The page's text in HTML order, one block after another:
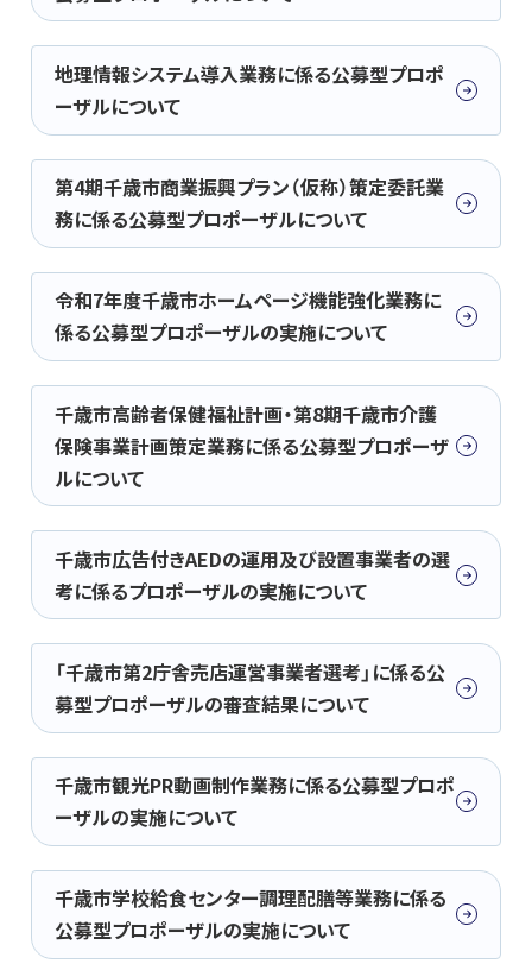
地理情報システム導入業務に係る公募型プロポ
ーザルについて
第4期千歳市商業振興プラン（仮称）策定委託業
務に係る公募型プロポーザルについて
令和7年度千歳市ホームページ機能強化業務に
係る公募型プロポーザルの実施について
千歳市高齢者保健福祉計画・第8期千歳市介護
保険事業計画策定業務に係る公募型プロポーザ
ルについて
千歳市広告付きAEDの運用及び設置事業者の選
考に係るプロポーザルの実施について
「千歳市第2庁舎売店運営事業者選考」に係る公
募型プロポーザルの審査結果について
千歳市観光PR動画制作業務に係る公募型プロポ
ーザルの実施について
千歳市学校給食センター調理配膳等業務に係る
公募型プロポーザルの実施について